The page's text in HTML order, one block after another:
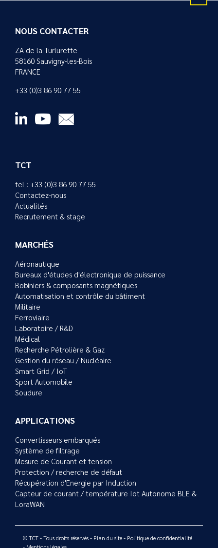
NOUS CONTACTER
ZA de la Turlurette
58160 Sauvigny-les-Bois
FRANCE
+33 (0)3 86 90 77 55
TCT
tel : +33 (0)3 86 90 77 55
Contactez-nous
Actualités
Recrutement & stage
MARCHÉS
Aéronautique
Bureaux d'études d'électronique de puissance
Bobiniers & composants magnétiques
Automatisation et contrôle du bâtiment
Militaire
Ferroviaire
Laboratoire / R&D
Médical
Recherche Pétrolière & Gaz
Gestion du réseau / Nucléaire
Smart Grid / IoT
Sport Automobile
Soudure
APPLICATIONS
Convertisseurs embarqués
Système de filtrage
Mesure de Courant et tension
Protection / recherche de défaut
Récupération d'Energie par Induction
Capteur de courant / température Iot Autonome BLE &
LoraWAN
© TCT - Tous droits réservés - Plan du site- Politique de confidentialité